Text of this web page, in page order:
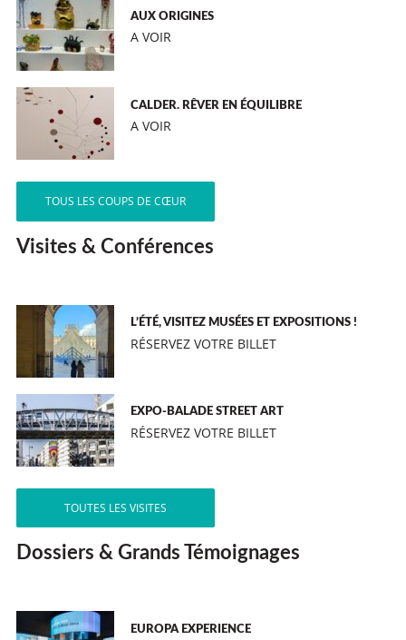
AUX ORIGINES
A VOIR
CALDER. RÊVER EN ÉQUILIBRE
A VOIR
TOUS LES COUPS DE CŒUR
Visites & Conférences
L’ÉTÉ, VISITEZ MUSÉES ET EXPOSITIONS !
RÉSERVEZ VOTRE BILLET
EXPO-BALADE STREET ART
RÉSERVEZ VOTRE BILLET
TOUTES LES VISITES
Dossiers & Grands Témoignages
EUROPA EXPERIENCE